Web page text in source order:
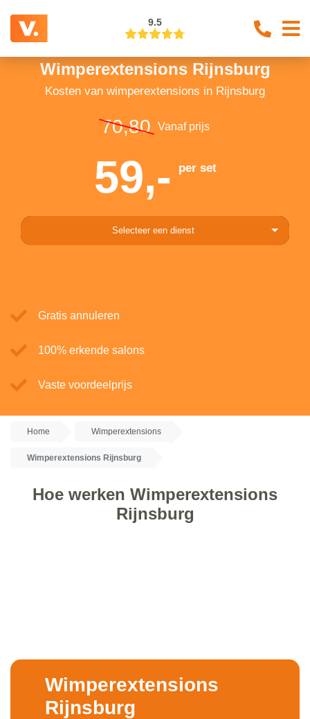
9.5
Wimperextensions Rijnsburg
Kosten van wimperextensions in Rijnsburg
70,80 Vanaf prijs
59,- per set
Selecteer een dienst
Gratis annuleren
100% erkende salons
Vaste voordeelprijs
Home Wimperextensions
Wimperextensions Rijnsburg
Hoe werken Wimperextensions
Rijnsburg
Wimperextensions
Rijnsburg